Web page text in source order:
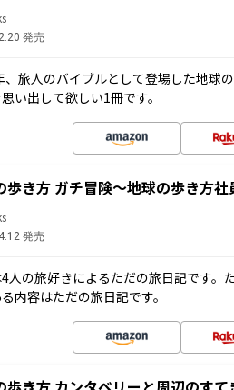
発売
、旅人のバイブルとして登場した地
い出して欲しい1冊です。
歩き方 ガチ冒険～地球の歩き方
発売
人の旅好きによるただの旅日記です。
内容はただの旅日記です。